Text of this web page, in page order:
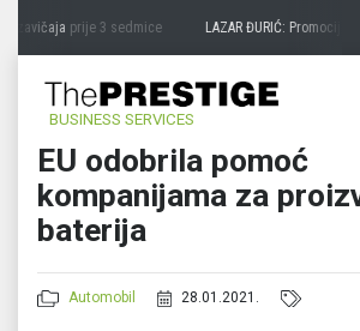
zavičajaprije 3 sedmice LAZAR ĐURIĆ: Promocija
BUSINESS SERVICES
EU odobrila pomoć
kompanijama za
baterija
Automobil 28.01.2021.